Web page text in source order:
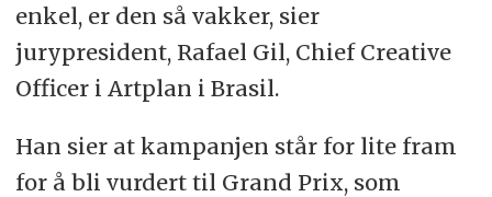
enkel, er den så vakker, sier
jurypresident, Rafael Gil, Chief Creative
Officer i Artplan i Brasil.
Han sier at kampanjen står for lite fram
for å bli vurdert til Grand Prix, som